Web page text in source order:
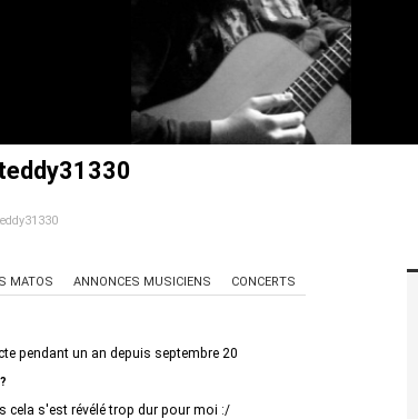
MATOS ANNONCES MUSICIENS CONCERTS
pendant un an depuis septembre 20
cela s'est révélé trop dur pour moi :/